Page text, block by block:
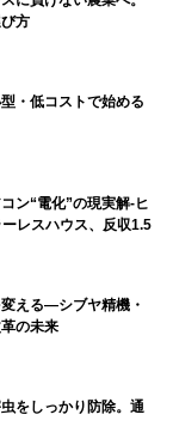
方
・低コストで始める
ン“電化”の現実解-ヒ
レスハウス、反収1.5
える―シブヤ精機・
の未来
をしっかり防除。通